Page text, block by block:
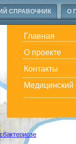
СПРАВОЧНИК О
Главная
О проекте
Контакты
Медицинский